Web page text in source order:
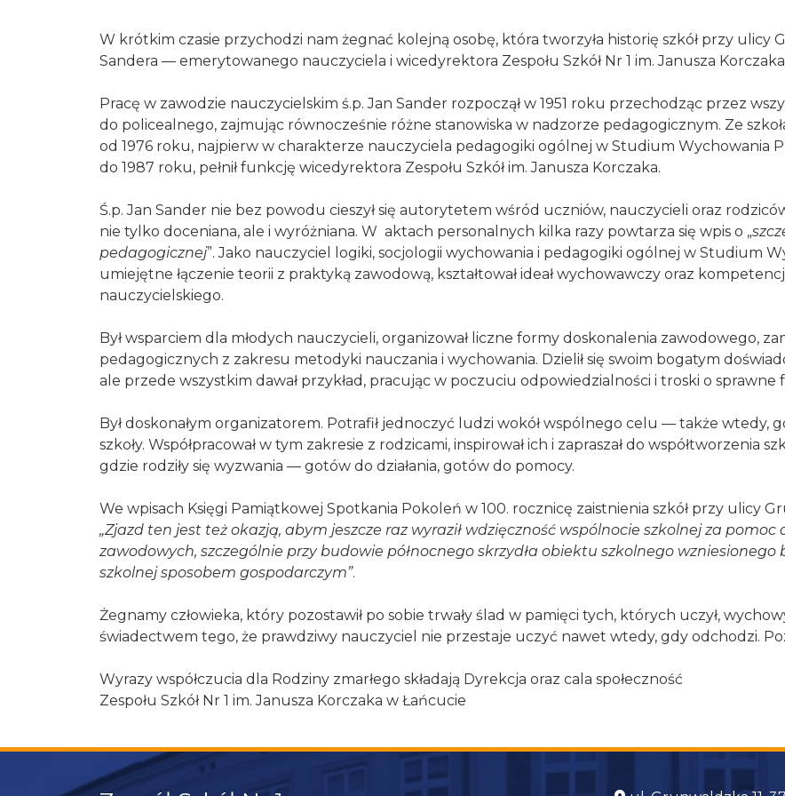
W krótkim czasie przychodzi nam żegnać kolejną osobę, która tworzyła historię szkół przy ulicy
Sandera — emerytowanego nauczyciela i wicedyrektora Zespołu Szkół Nr 1 im. Janusza
Pracę w zawodzie nauczycielskim ś.p. Jan Sander rozpoczął w 1951 roku przechodząc przez
do policealnego, zajmując równocześnie różne stanowiska w nadzorze pedagogicznym. Ze
od 1976 roku, najpierw w charakterze nauczyciela pedagogiki ogólnej w Studium Wychowania
do 1987 roku, pełnił funkcję wicedyrektora Zespołu Szkół im. Janusza Korczaka.
Ś.p. Jan Sander nie bez powodu cieszył się autorytetem wśród uczniów, nauczycieli oraz
nie tylko doceniana, ale i wyróżniana. W aktach personalnych kilka razy powtarza się wpis o „
pedagogicznej”. Jako nauczyciel logiki, socjologii wychowania i pedagogiki ogólnej w Studium
umiejętne łączenie teorii z praktyką zawodową, kształtował ideał wychowawczy oraz
nauczycielskiego.
Był wsparciem dla młodych nauczycieli, organizował liczne formy doskonalenia zawodowego,
pedagogicznych z zakresu metodyki nauczania i wychowania. Dzielił się swoim bogatym
ale przede wszystkim dawał przykład, pracując w poczuciu odpowiedzialności i troski o sprawne
Był doskonałym organizatorem. Potrafił jednoczyć ludzi wokół wspólnego celu — także wtedy,
szkoły. Współpracował w tym zakresie z rodzicami, inspirował ich i zapraszał do współtworzenia
gdzie rodziły się wyzwania — gotów do działania, gotów do pomocy.
We wpisach Księgi Pamiątkowej Spotkania Pokoleń w 100. rocznicę zaistnienia szkół przy ulicy
„Zjazd ten jest też okazją, abym jeszcze raz wyraził wdzięczność wspólnocie szkolnej za
zawodowych, szczególnie przy budowie północnego skrzydła obiektu szkolnego
szkolnej sposobem gospodarczym”.
Żegnamy człowieka, który pozostawił po sobie trwały ślad w pamięci tych, których uczył,
świadectwem tego, że prawdziwy nauczyciel nie przestaje uczyć nawet wtedy, gdy odchodzi.
Wyrazy współczucia dla Rodziny zmarłego składają Dyrekcja oraz cala społeczność
Zespołu Szkół Nr 1 im. Janusza Korczaka w Łańcucie
Konieczne
opcjonalne. Są
one potrzebne
funkcjonowania
internetowej.
Statystyka
Abyśmy mogli
i strukturę
internetowej,
strona jest
Doświadczenie
Aby nasza strona
internetowa
najlepiej podczas
przejścia na nią.
Jeśli odrzucisz te
niektóre funkcje
znikną ze strony
internetowej.
Marketing
Udostępniając